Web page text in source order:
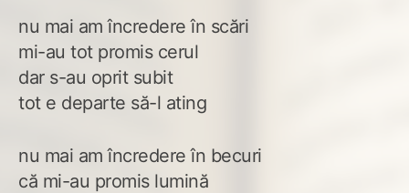
nu mai am încredere în scări
mi-au tot promis cerul
dar s-au oprit subit
tot e departe să-l ating
nu mai am încredere în becuri
că mi-au promis lumină